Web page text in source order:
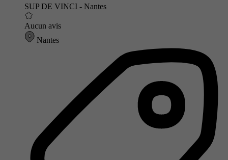
SUP DE VINCI - Nantes
Aucun avis
Nantes